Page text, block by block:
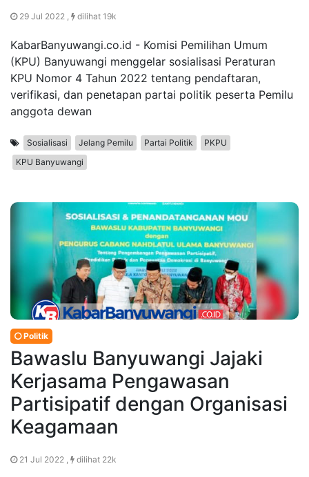
29 Jul 2022 , dilihat 19k
KabarBanyuwangi.co.id - Komisi Pemilihan Umum
(KPU) Banyuwangi menggelar sosialisasi Peraturan
KPU Nomor 4 Tahun 2022 tentang pendaftaran,
verifikasi, dan penetapan partai politik peserta Pemilu
anggota dewan
Sosialisasi Jelang Pemilu Partai Politik
PKPU
KPU Banyuwangi
Politik
Bawaslu Banyuwangi Jajaki
Kerjasama Pengawasan
Partisipatif dengan Organisasi
Keagamaan
21 Jul 2022 , dilihat 22k